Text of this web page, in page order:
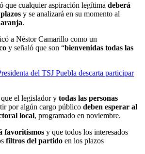
que cualquier aspiración legítima deberá
y se analizará en su momento al
.
a Néstor Camarillo como un
y señaló que son “bienvenidas todas las
del TSJ Puebla descarta participar
el legislador y todas las personas
por algún cargo público deben esperar al
local, programado en noviembre.
favoritismos y que todos los interesados
filtros del partido en los plazos